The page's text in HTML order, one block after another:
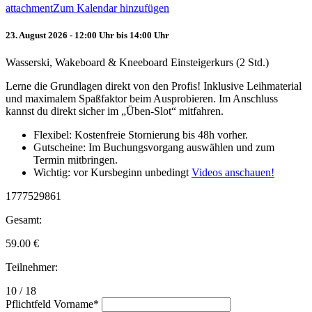
attachmentZum Kalendar hinzufügen
23. August 2026 - 12:00 Uhr bis 14:00 Uhr
Wasserski, Wakeboard & Kneeboard Einsteigerkurs (2 Std.)
Lerne die Grundlagen direkt von den Profis! Inklusive Leihmaterial
und maximalem Spaßfaktor beim Ausprobieren. Im Anschluss
kannst du direkt sicher im „Üben-Slot“ mitfahren.
Flexibel: Kostenfreie Stornierung bis 48h vorher.
Gutscheine: Im Buchungsvorgang auswählen und zum
Termin mitbringen.
Wichtig: vor Kursbeginn unbedingt Videos anschauen!
1777529861
Gesamt:
59.00 €
Teilnehmer:
10 / 18
Pflichtfeld Vorname*